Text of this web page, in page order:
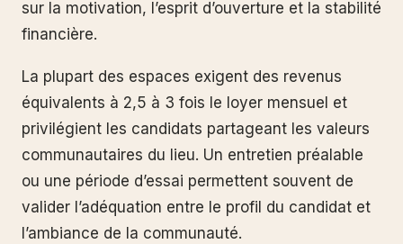
sur la motivation, l’esprit d’ouverture et la stabilité
financière.
La plupart des espaces exigent des revenus
équivalents à 2,5 à 3 fois le loyer mensuel et
privilégient les candidats partageant les valeurs
communautaires du lieu. Un entretien préalable
ou une période d’essai permettent souvent de
valider l’adéquation entre le profil du candidat et
l’ambiance de la communauté.